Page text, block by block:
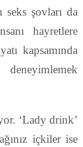
şovları da
hayretlere
kapsamında
‘Lady drink’
içkiler ise